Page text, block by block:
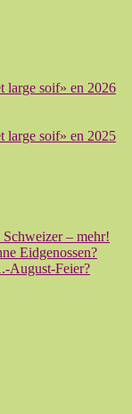
large soif» en 2026
large soif» en 2025
– mehr!
Eidgenossen?
August-Feier?